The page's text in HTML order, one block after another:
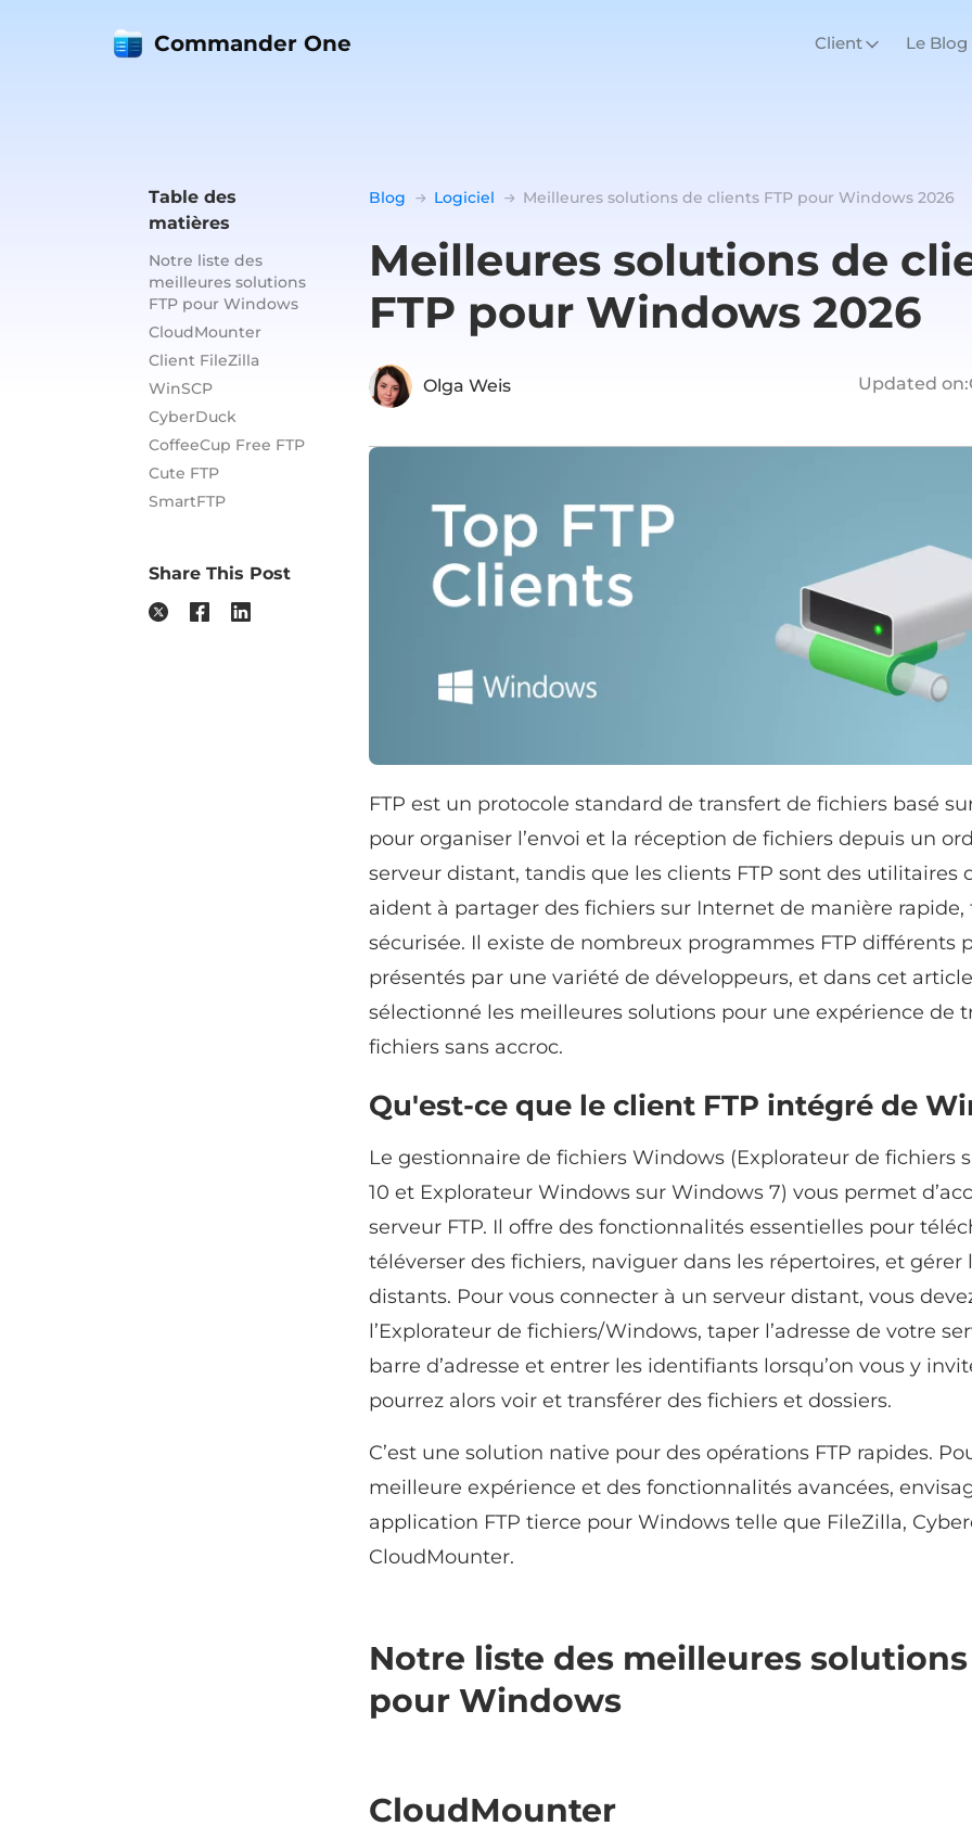
Commander One Client Le Blog
Table des
matières
Notre liste des
meilleures solutions
FTP pour Windows
CloudMounter
Client FileZilla
WinSCP
CyberDuck
CoffeeCup Free FTP
Cute FTP
SmartFTP
Share This Post
Blog Logiciel Meilleures solutions de clients FTP pour Windows 2026
Meilleures solutions de
FTP pour Windows 2026
Olga Weis Updated on:
FTP est un protocole standard de transfert de fichiers basé
pour organiser l’envoi et la réception de fichiers depuis un
serveur distant, tandis que les clients FTP sont des utilitaires
aident à partager des fichiers sur Internet de manière rapide,
sécurisée. Il existe de nombreux programmes FTP différents
présentés par une variété de développeurs, et dans cet
sélectionné les meilleures solutions pour une expérience de
fichiers sans accroc.
Qu'est-ce que le client FTP intégré de
Le gestionnaire de fichiers Windows (Explorateur de fichiers
10 et Explorateur Windows sur Windows 7) vous permet
serveur FTP. Il offre des fonctionnalités essentielles pour
téléverser des fichiers, naviguer dans les répertoires, et gérer
distants. Pour vous connecter à un serveur distant, vous
l’Explorateur de fichiers/Windows, taper l’adresse de votre
barre d’adresse et entrer les identifiants lorsqu’on vous y
pourrez alors voir et transférer des fichiers et dossiers.
C’est une solution native pour des opérations FTP rapides.
meilleure expérience et des fonctionnalités avancées,
application FTP tierce pour Windows telle que FileZilla,
CloudMounter.
Notre liste des meilleures solutions
pour Windows
CloudMounter